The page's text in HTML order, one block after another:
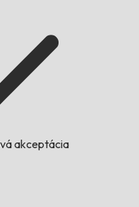
akceptácia